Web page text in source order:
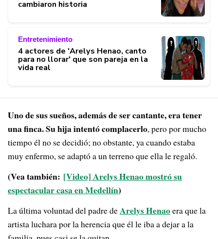
cambiaron historia
Entretenimiento
4 actores de 'Arelys Henao, canto
para no llorar' que son pareja en la
vida real
Uno de sus sueños, además de ser cantante, era tener
una finca. Su hija intentó complacerlo, pero por mucho
tiempo él no se decidió; no obstante, ya cuando estaba
muy enfermo, se adaptó a un terreno que ella le regaló.
(Vea también: [Video] Arelys Henao mostró su
espectacular casa en Medellín)
La última voluntad del padre deArelys Henaoera que la
artista luchara por la herencia que él le iba a dejar a la